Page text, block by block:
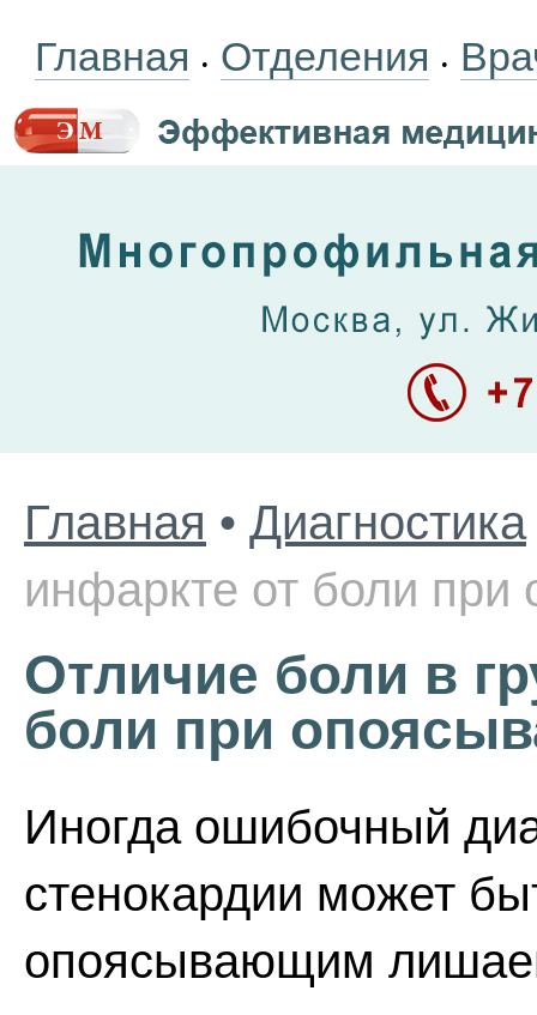
Главная • Отделения •
Главная • Диагностика
инфаркте от боли
Отличие боли в
боли при
Иногда ошибочный
стенокардии может
опоясывающим